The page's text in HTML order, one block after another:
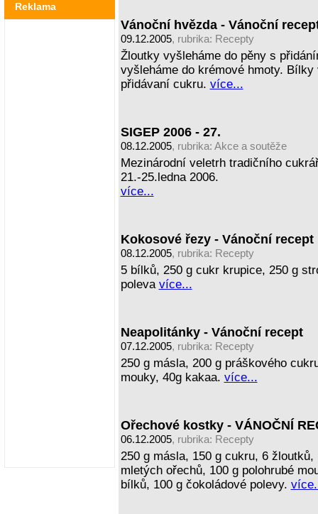
Reklama
Vánoční hvězda - Vánoční
09.12.2005, rubrika: Recepty
Žloutky vyšleháme do pěny s
vyšleháme do krémové hmoty.
přidávaní cukru. více...
SIGEP 2006 - 27.
08.12.2005, rubrika: Akce a soutěže
Mezinárodní veletrh tradičního
21.-25.ledna 2006.
více...
Kokosové řezy - Vánoční recept
08.12.2005, rubrika: Recepty
5 bílků, 250 g cukr krupice, 250 g
poleva více...
Neapolitánky - Vánoční recept
07.12.2005, rubrika: Recepty
250 g másla, 200 g práškového
mouky, 40g kakaa. více...
Ořechové kostky - VÁNOČNÍ
06.12.2005, rubrika: Recepty
250 g másla, 150 g cukru, 6
mletých ořechů, 100 g polohrubé
bílků, 100 g čokoládové polevy.